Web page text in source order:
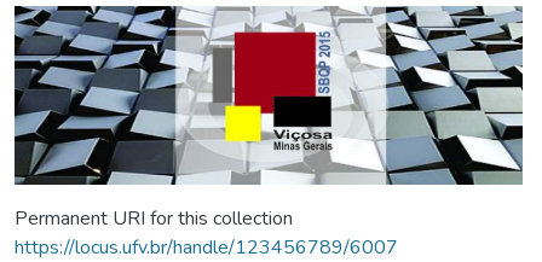
Permanent URI for this collection
https://locus.ufv.br/handle/123456789/6007